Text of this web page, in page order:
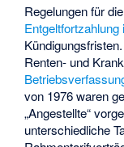
Regelungen für
Renten- und
von 1976 waren
„Angestellte“
unterschiedliche